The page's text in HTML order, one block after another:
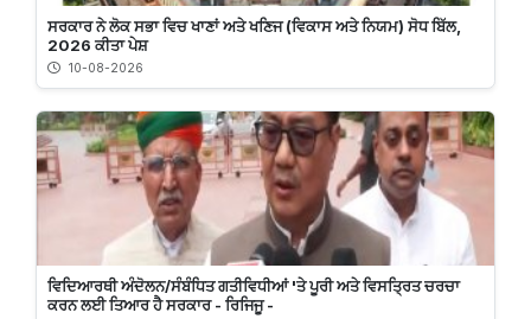
ਸਰਕਾਰ ਨੇ ਲੋਕ ਸਭਾ ਵਿਚ ਖਾਣਾਂ ਅਤੇ ਖਣਿਜ (ਵਿਕਾਸ ਅਤੇ ਨਿਯਮ) ਸੋਧ ਬਿੱਲ,
2026 ਕੀਤਾ ਪੇਸ਼
10-08-2026
ਵਿਦਿਆਰਥੀ ਅੰਦੋਲਨ/ਸੰਬੰਧਿਤ ਗਤੀਵਿਧੀਆਂ 'ਤੇ ਪੂਰੀ ਅਤੇ ਵਿਸਤ੍ਰਿਤ ਚਰਚਾ
ਕਰਨ ਲਈ ਤਿਆਰ ਹੈ ਸਰਕਾਰ - ਰਿਜਿਜੂ -